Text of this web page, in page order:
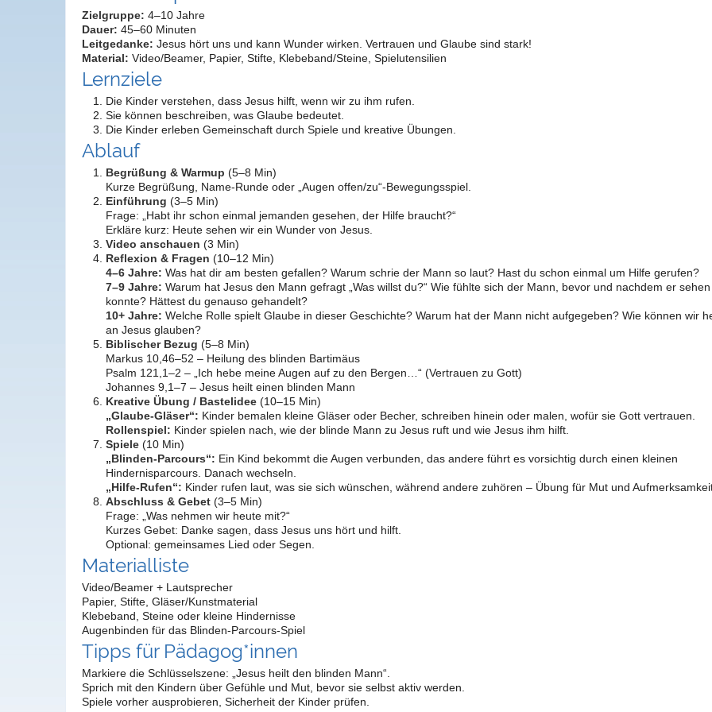
Zielgruppe: 4–10 Jahre
Dauer: 45–60 Minuten
Leitgedanke: Jesus hört uns und kann Wunder wirken. Vertrauen und Glaube sind stark!
Material: Video/Beamer, Papier, Stifte, Klebeband/Steine, Spielutensilien
Lernziele
Die Kinder verstehen, dass Jesus hilft, wenn wir zu ihm rufen.
Sie können beschreiben, was Glaube bedeutet.
Die Kinder erleben Gemeinschaft durch Spiele und kreative Übungen.
Ablauf
Begrüßung & Warmup (5–8 Min)
Kurze Begrüßung, Name-Runde oder „Augen offen/zu“-Bewegungsspiel.
Einführung (3–5 Min)
Frage: „Habt ihr schon einmal jemanden gesehen, der Hilfe braucht?“
Erkläre kurz: Heute sehen wir ein Wunder von Jesus.
Video anschauen (3 Min)
Reflexion & Fragen (10–12 Min)
4–6 Jahre: Was hat dir am besten gefallen? Warum schrie der Mann so laut? Hast du schon einmal um Hilfe gerufen?
7–9 Jahre: Warum hat Jesus den Mann gefragt „Was willst du?“ Wie fühlte sich der Mann, bevor und nachdem er sehen
konnte? Hättest du genauso gehandelt?
10+ Jahre: Welche Rolle spielt Glaube in dieser Geschichte? Warum hat der Mann nicht aufgegeben? Wie können wir
an Jesus glauben?
Biblischer Bezug (5–8 Min)
Markus 10,46–52 – Heilung des blinden Bartimäus
Psalm 121,1–2 – „Ich hebe meine Augen auf zu den Bergen…“ (Vertrauen zu Gott)
Johannes 9,1–7 – Jesus heilt einen blinden Mann
Kreative Übung / Bastelidee (10–15 Min)
„Glaube-Gläser“: Kinder bemalen kleine Gläser oder Becher, schreiben hinein oder malen, wofür sie Gott vertrauen.
Rollenspiel: Kinder spielen nach, wie der blinde Mann zu Jesus ruft und wie Jesus ihm hilft.
Spiele (10 Min)
„Blinden-Parcours“: Ein Kind bekommt die Augen verbunden, das andere führt es vorsichtig durch einen kleinen
Hindernisparcours. Danach wechseln.
„Hilfe-Rufen“: Kinder rufen laut, was sie sich wünschen, während andere zuhören – Übung für Mut und
Abschluss & Gebet (3–5 Min)
Frage: „Was nehmen wir heute mit?“
Kurzes Gebet: Danke sagen, dass Jesus uns hört und hilft.
Optional: gemeinsames Lied oder Segen.
Materialliste
Video/Beamer + Lautsprecher
Papier, Stifte, Gläser/Kunstmaterial
Klebeband, Steine oder kleine Hindernisse
Augenbinden für das Blinden-Parcours-Spiel
Tipps für Pädagog*innen
Markiere die Schlüsselszene: „Jesus heilt den blinden Mann“.
Sprich mit den Kindern über Gefühle und Mut, bevor sie selbst aktiv werden.
Spiele vorher ausprobieren, Sicherheit der Kinder prüfen.